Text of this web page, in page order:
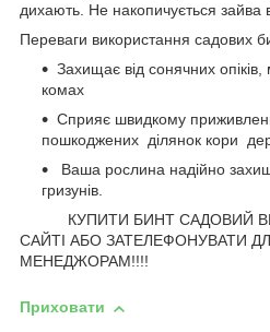
дихають. Не накопичується зайва
Переваги використання садових
Захищає від сонячних опіків,
комах
Сприяє швидкому
пошкоджених ділянок кори
Ваша рослина надійно
КУПИТИ БИНТ САДОВИЙ
САЙТІ АБО ЗАТЕЛЕФОНУВАТИ
МЕНЕДЖОРАМ!!!!
Приховати